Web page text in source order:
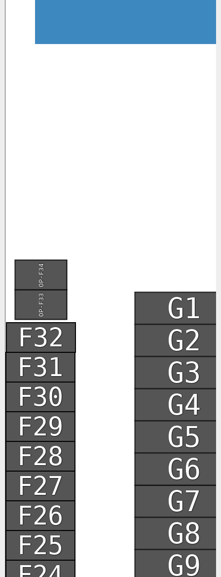
G7
G1
G2
G3
G4
G5
G6
G8
G9
F25
F26
F27
F28
F29
F30
F31
F32
OP-F33
OP-F34